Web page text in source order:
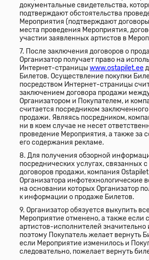
документальные свидетельства,
подтверждают обстоятельства
Мероприятия (подтверждают
места проведения Мероприятия,
участии заявленных артистов в
7. После заключения договоров о
Организатор получает право на
Интернет-страницы www.ostapilet.ee
Билетов. Осуществление покупки
посредством Интернет-страницы
заключением договора продажи
Организатором и Покупателем, и
считается посредником заключенного
продажи. Являясь посредником,
ни в коем случае не несет
проведение Мероприятия, а также за
его содержания рекламе.
8. Для получения обзорной
посреднических услугах, связанных
договоров продажи, компания Ostapilet
Организатора инфотехнологические
на основании которых Организатор
к информации о продаже Билетов.
9. Организатор обязуется выкупить
Мероприятие отменено, а также если
артистов-исполнителей значительно
поэтому Покупатель желает вернуть
если Мероприятие изменилось и
следовательно, пожелает вернуть